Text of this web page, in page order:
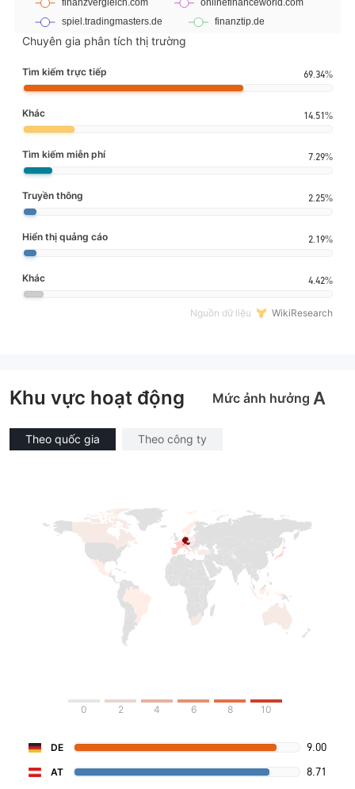
Chuyên gia phân tích thị trường
Tìm kiếm trực tiếp 69.34%
Khác 14.51%
Tìm kiếm miễn phí 7.29%
Truyền thông 2.25%
Hiển thị quảng cáo 2.19%
Khác 4.42%
Nguồn dữ liệu WikiResearch
Khu vực hoạt động Mức ảnh hưởng A
Theo quốc gia Theo công ty
0 2 4 6 8 10
DE 9.00
AT 8.71